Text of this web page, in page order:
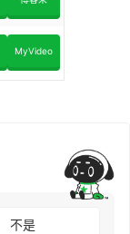
MyVideo
不是